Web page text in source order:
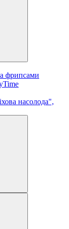
фрипсами